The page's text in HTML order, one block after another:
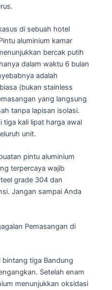
di sebuah hotel
aluminium kamar
bercak putih
dalam waktu 6 bulan
adalah
(bukan stainless
yang langsung
tanpa lapisan isolasi.
tiga kali lipat harga awal
unit.
pintu aluminium
terpercaya wajib
grade 304 dan
Jangan sampai Anda
Pemasangan di
tiga Bandung
Setelah enam
menunjukkan oksidasi